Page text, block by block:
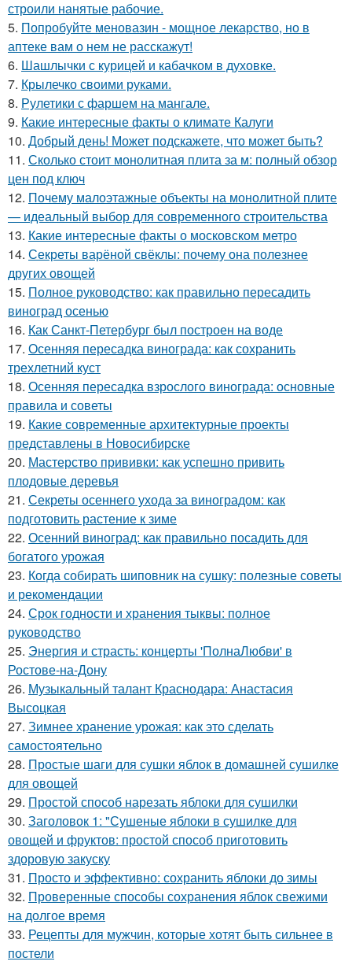
строили нанятые рабочие.
5. Попробуйте меновазин - мощное лекарство, но в
аптеке вам о нем не расскажут!
6. Шашлычки с курицей и кабачком в духовке.
7. Крылечко своими руками.
8. Рулетики с фаршем на мангале.
9. Какие интересные факты о климате Калуги
10. Добрый день! Может подскажете, что может быть?
11. Сколько стоит монолитная плита за м: полный обзор
цен под ключ
12. Почему малоэтажные объекты на монолитной плите
— идеальный выбор для современного строительства
13. Какие интересные факты о московском метро
14. Секреты варёной свёклы: почему она полезнее
других овощей
15. Полное руководство: как правильно пересадить
виноград осенью
16. Как Санкт-Петербург был построен на воде
17. Осенняя пересадка винограда: как сохранить
трехлетний куст
18. Осенняя пересадка взрослого винограда: основные
правила и советы
19. Какие современные архитектурные проекты
представлены в Новосибирске
20. Мастерство прививки: как успешно привить
плодовые деревья
21. Секреты осеннего ухода за виноградом: как
подготовить растение к зиме
22. Осенний виноград: как правильно посадить для
богатого урожая
23. Когда собирать шиповник на сушку: полезные советы
и рекомендации
24. Срок годности и хранения тыквы: полное
руководство
25. Энергия и страсть: концерты 'ПолнаЛюбви' в
Ростове-на-Дону
26. Музыкальный талант Краснодара: Анастасия
Высоцкая
27. Зимнее хранение урожая: как это сделать
самостоятельно
28. Простые шаги для сушки яблок в домашней сушилке
для овощей
29. Простой способ нарезать яблоки для сушилки
30. Заголовок 1: "Сушеные яблоки в сушилке для
овощей и фруктов: простой способ приготовить
здоровую закуску
31. Просто и эффективно: сохранить яблоки до зимы
32. Проверенные способы сохранения яблок свежими
на долгое время
33. Рецепты для мужчин, которые хотят быть сильнее в
постели